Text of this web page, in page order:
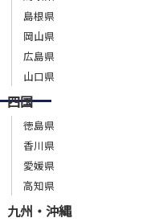
島根県
岡山県
広島県
山口県
四国
徳島県
香川県
愛媛県
高知県
九州・沖縄